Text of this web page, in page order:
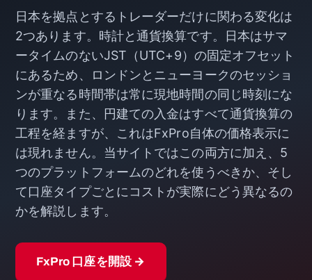
日本を拠点とするトレーダーだけに関わる変化は
2つあります。時計と通貨換算です。日本はサマ
ータイムのないJST（UTC+9）の固定オフセット
にあるため、ロンドンとニューヨークのセッショ
ンが重なる時間帯は常に現地時間の同じ時刻にな
ります。また、円建ての入金はすべて通貨換算の
工程を経ますが、これはFxPro自体の価格表示に
は現れません。当サイトではこの両方に加え、5
つのプラットフォームのどれを使うべきか、そし
て口座タイプごとにコストが実際にどう異なるの
かを解説します。
FxPro 口座を開設 →